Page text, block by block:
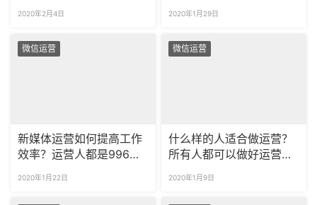
2020年2月4日 2020年1月29日
微信运营
新媒体运营如何提高工作
效率？运营人都是996
2020年1月22日
微信运营
什么样的人适合做运营？
所有人都可以做好运营
2020年1月9日